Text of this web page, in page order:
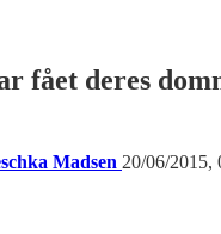
fået deres
Madsen 20/06/2015,